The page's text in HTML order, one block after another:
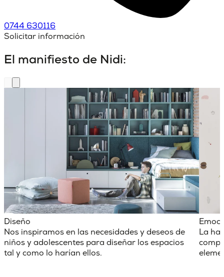
0744 630116
Solicitar información
El manifiesto de Nidi:
Diseño
Nos inspiramos en las necesidades y deseos de
niños y adolescentes para diseñar los espacios
tal y como lo harían ellos.
La